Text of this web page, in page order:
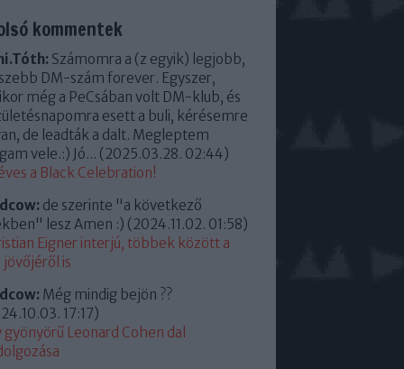
kommentek
Számomra a (z egyik) legjobb,
DM-szám forever. Egyszer,
még a PeCsában volt DM-klub, és
esett a buli, kérésemre
de leadták a dalt. Megleptem
vele.:) Jó... (2025.03.28. 02:44)
a Black Celebration!
de szerinte "a következő
lesz Amen :) (2024.11.02. 01:58)
Eigner interjú, többek között a
jövőjéről is
Még mindig bejön ??
17:17)
gyönyörű Leonard Cohen dal